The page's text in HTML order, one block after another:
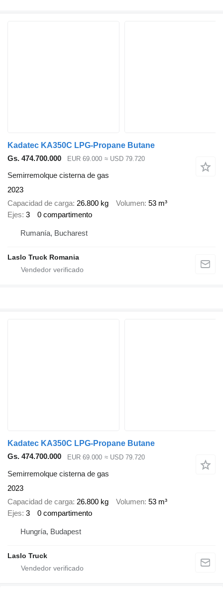
Kadatec KA350C LPG-Propane Butane
Gs. 474.700.000
EUR 69.000 ≈ USD 79.720
Semirremolque cisterna de gas
2023
Capacidad de carga 26.800 kg Volumen 53 m³
Ejes 3 0 compartimento
Rumanía, Bucharest
Laslo Truck Romania
Kadatec KA350C LPG-Propane Butane
Gs. 474.700.000
EUR 69.000 ≈ USD 79.720
Semirremolque cisterna de gas
2023
Capacidad de carga 26.800 kg Volumen 53 m³
Ejes 3 0 compartimento
Hungría, Budapest
Laslo Truck